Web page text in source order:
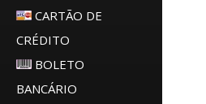
CARTÃO DE
CRÉDITO
BOLETO
BANCÁRIO